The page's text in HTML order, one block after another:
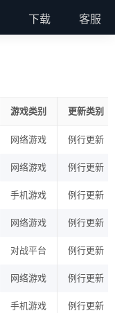
下载 客服
游戏类别 更新类别
网络游戏 例行更新
网络游戏 例行更新
手机游戏 例行更新
网络游戏 例行更新
对战平台 例行更新
网络游戏 例行更新
手机游戏 例行更新